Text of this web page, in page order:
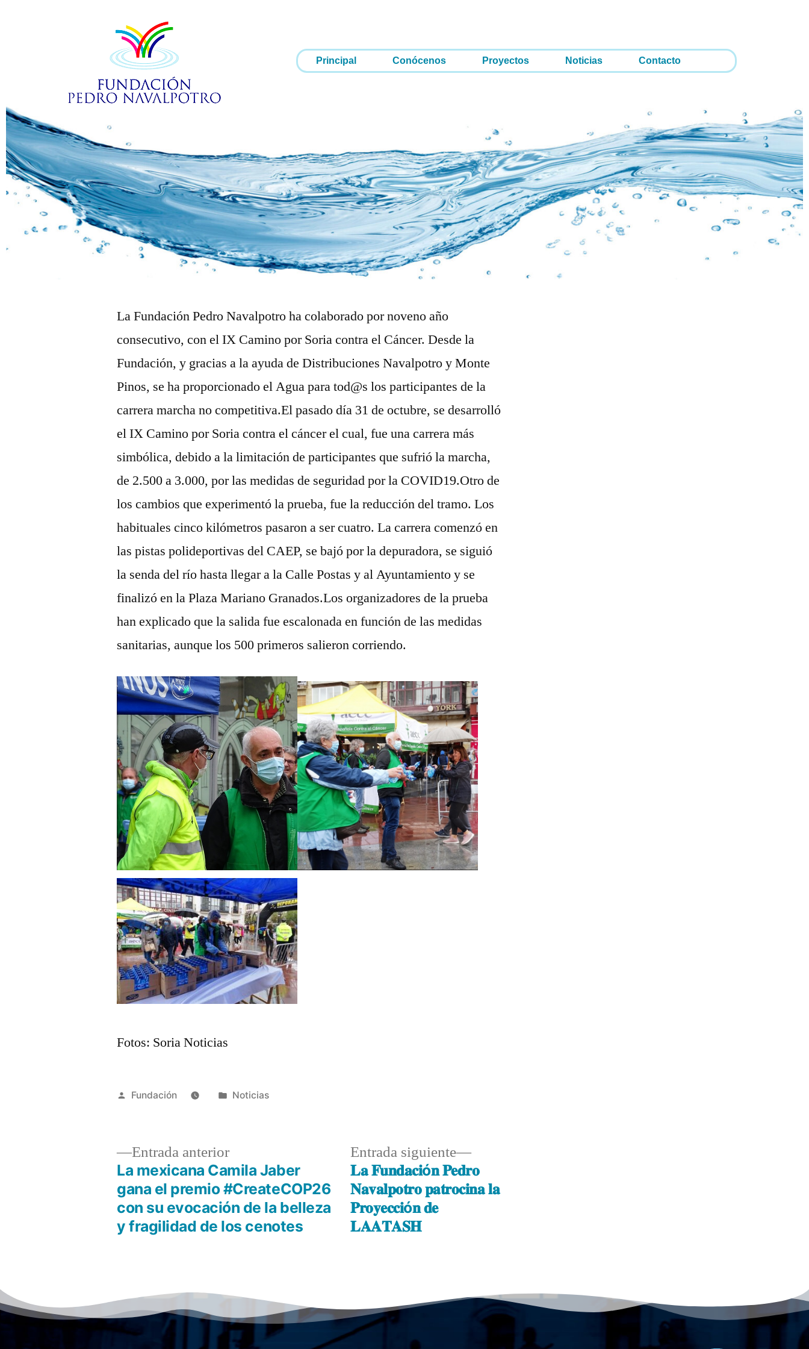
Principal Conócenos Proyectos Noticias Contacto
La Fundación Pedro Navalpotro ha colaborado por noveno año
consecutivo, con el IX Camino por Soria contra el Cáncer. Desde la
Fundación, y gracias a la ayuda de Distribuciones Navalpotro y Monte
Pinos, se ha proporcionado el Agua para tod@s los participantes de la
carrera marcha no competitiva.El pasado día 31 de octubre, se desarrolló
el IX Camino por Soria contra el cáncer el cual, fue una carrera más
simbólica, debido a la limitación de participantes que sufrió la marcha,
de 2.500 a 3.000, por las medidas de seguridad por la COVID19.Otro de
los cambios que experimentó la prueba, fue la reducción del tramo. Los
habituales cinco kilómetros pasaron a ser cuatro. La carrera comenzó en
las pistas polideportivas del CAEP, se bajó por la depuradora, se siguió
la senda del río hasta llegar a la Calle Postas y al Ayuntamiento y se
finalizó en la Plaza Mariano Granados.Los organizadores de la prueba
han explicado que la salida fue escalonada en función de las medidas
sanitarias, aunque los 500 primeros salieron corriendo.
Fotos: Soria Noticias
Fundación Noticias
Entrada anterior
La mexicana Camila Jaber
gana el premio #CreateCOP26
con su evocación de la belleza
y fragilidad de los cenotes
Entrada siguiente
𝐋𝐚 𝐅𝐮𝐧𝐝𝐚𝐜𝐢ó𝐧 𝐏𝐞𝐝𝐫𝐨
𝐍𝐚𝐯𝐚𝐥𝐩𝐨𝐭𝐫𝐨 𝐩𝐚𝐭𝐫𝐨𝐜𝐢𝐧𝐚 𝐥𝐚
𝐏𝐫𝐨𝐲𝐞𝐜𝐜𝐢ó𝐧 𝐝𝐞
𝐋𝐀𝐀𝐓𝐀𝐒𝐇